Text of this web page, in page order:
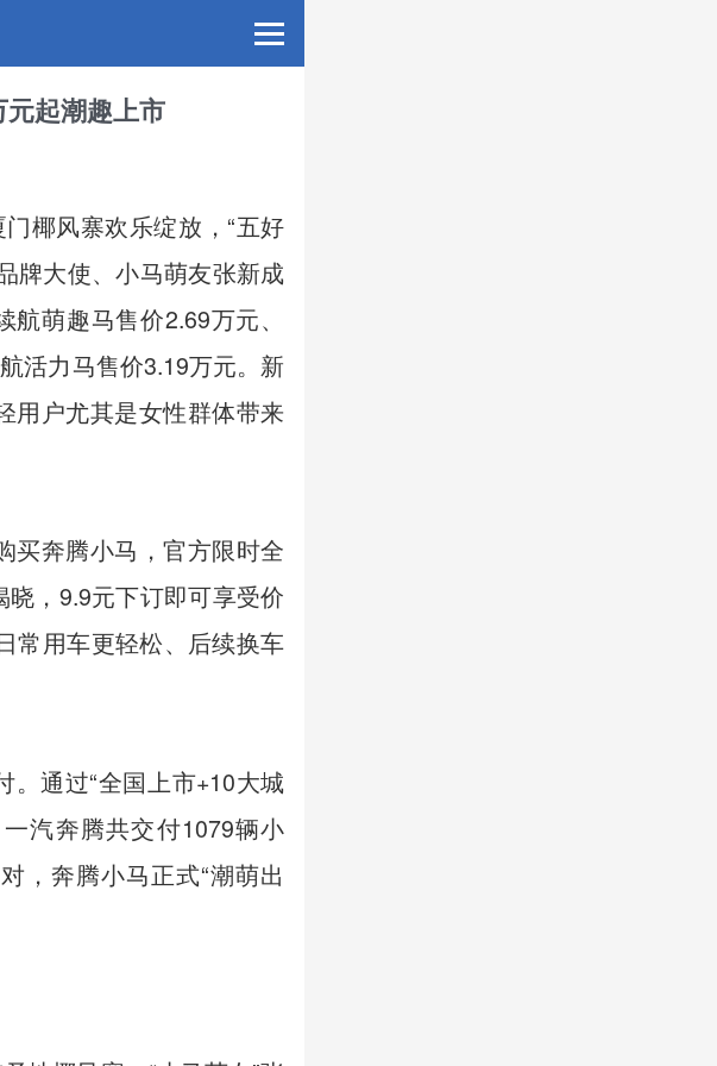
起潮趣上市
椰风寨欢乐绽放，“五好
牌大使、小马萌友张新成
萌趣马售价2.69万元、
活力马售价3.19万元。新
用户尤其是女性群体带来
买奔腾小马，官方限时全
，9.9元下订即可享受价
常用车更轻松、后续换车
通过“全国上市+10大城
汽奔腾共交付1079辆小
，奔腾小马正式“潮萌出